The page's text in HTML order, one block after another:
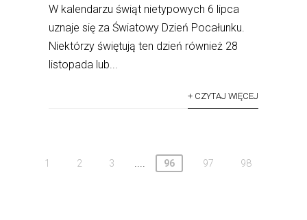
W kalendarzu świąt nietypowych 6 lipca
uznaje się za Światowy Dzień Pocałunku.
Niektórzy świętują ten dzień również 28
listopada lub...
+ CZYTAJ WIĘCEJ
1 2 3 .... 96 97 98